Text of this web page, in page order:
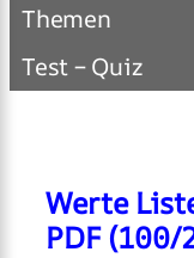
Themen
Test – Quiz
Werte
PDF